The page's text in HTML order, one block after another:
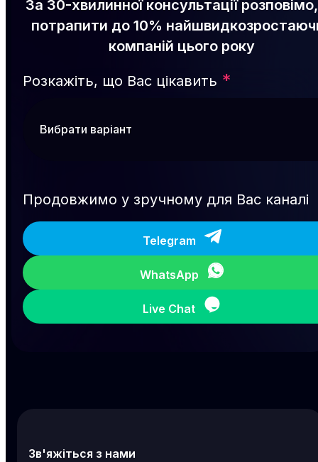
За 30-хвилинної консультації
потрапити до 10%
компаній цього року
Розкажіть, що Вас цікавить *
Продовжимо у зручному для Вас каналі
Telegram
WhatsApp
Live Chat
Зв'яжіться з нами